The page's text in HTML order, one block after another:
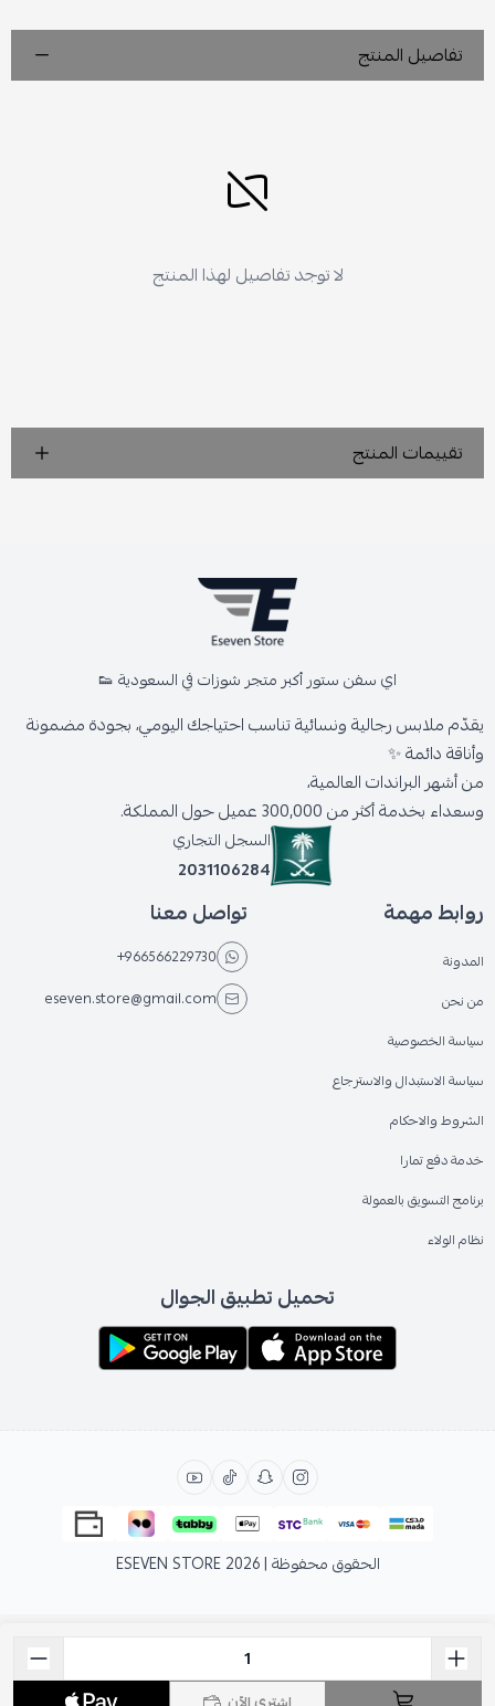
تفاصيل المنتج
لا توجد تفاصيل لهذا المنتج
تقييمات المنتج
اي سفن ستور أكبر متجر شوزات في السعودية 👟
يقدّم ملابس رجالية ونسائية تناسب احتياجك اليومي، بجودة مضمونة
وأناقة دائمة ✨
من أشهر البراندات العالمية،
وسعداء بخدمة أكثر من 300,000 عميل حول المملكة.
السجل التجاري
2031106284
روابط مهمة
المدونة
من نحن
سياسة الخصوصية
سياسة الاستبدال والاسترجاع
الشروط والاحكام
خدمة دفع تمارا
برنامج التسويق بالعمولة
نظام الولاء
تواصل معنا
+966566229730
eseven.store@gmail.com
تحميل تطبيق الجوال
الحقوق محفوظة | 2026 ESEVEN STORE